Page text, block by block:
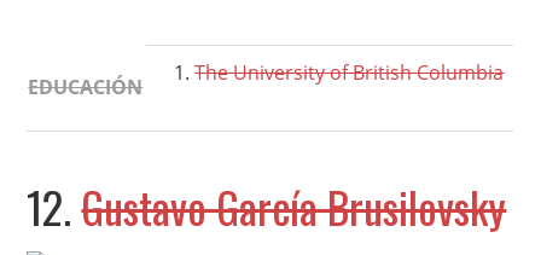
EDUCACIÓN
The University of British Columbia
12.Gustavo García Brusilovsky